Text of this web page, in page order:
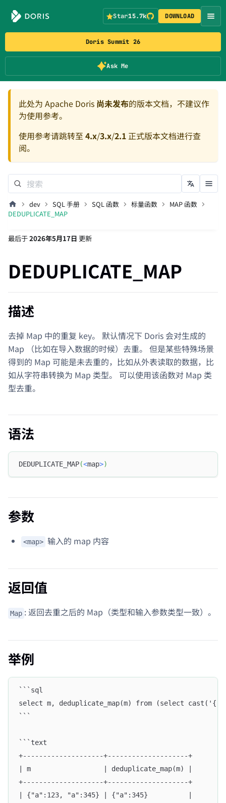
Doris Summit 26
Ask Me
Star15.7k DOWNLOAD
此处为 Apache Doris 尚未发布的版本文档，不建议作
为使用参考。
使用参考请跳转至 4.x/3.x/2.1正式版本文档进行查
阅。
dev SQL 手册 SQL 函数 标量函数
MAP 函数
DEDUPLICATE_MAP
最后于2026年5月17日 更新
DEDUPLICATE_MAP
描述
去掉 Map 中的重复 key。 默认情况下 Doris 会对生成的
Map （比如在导入数据的时候）去重。 但是某些特殊场景
得到的 Map 可能是未去重的，比如从外表读取的数据，比
如从字符串转换为 Map 类型。 可以使用该函数对 Map 类
型去重。
语法
DEDUPLICATE_MAP(<map>)
参数
<map> 输入的 map 内容
返回值
Map : 返回去重之后的 Map（类型和输入参数类型一致）。
举例
```sql
select m, deduplicate_map(m) from (select
```
```text
+--------------------+--------------------+
| m                  | deduplicate_map(m) |
+--------------------+--------------------+
| {"a":123, "a":345} | {"a":345}          |